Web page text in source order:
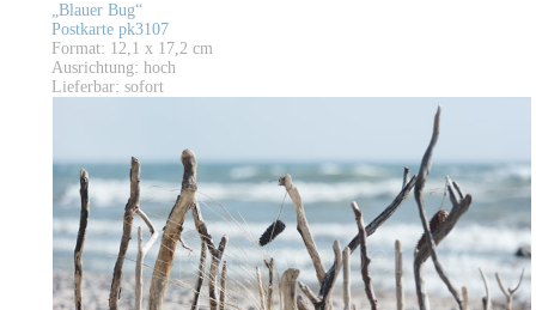
„Blauer Bug“
Postkarte pk3107
Format: 12,1 x 17,2 cm
Ausrichtung: hoch
Lieferbar: sofort